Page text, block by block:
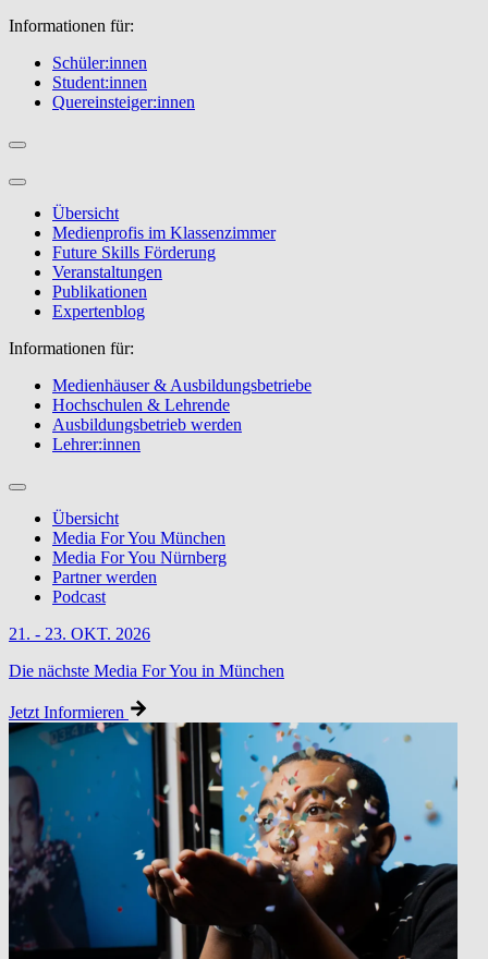
Informationen für:
Schüler:innen
Student:innen
Quereinsteiger:innen
Übersicht
Medienprofis im Klassenzimmer
Future Skills Förderung
Veranstaltungen
Publikationen
Expertenblog
Informationen für:
Medienhäuser & Ausbildungsbetriebe
Hochschulen & Lehrende
Ausbildungsbetrieb werden
Lehrer:innen
Übersicht
Media For You München
Media For You Nürnberg
Partner werden
Podcast
21. - 23. OKT. 2026
Die nächste Media For You in München
Jetzt Informieren